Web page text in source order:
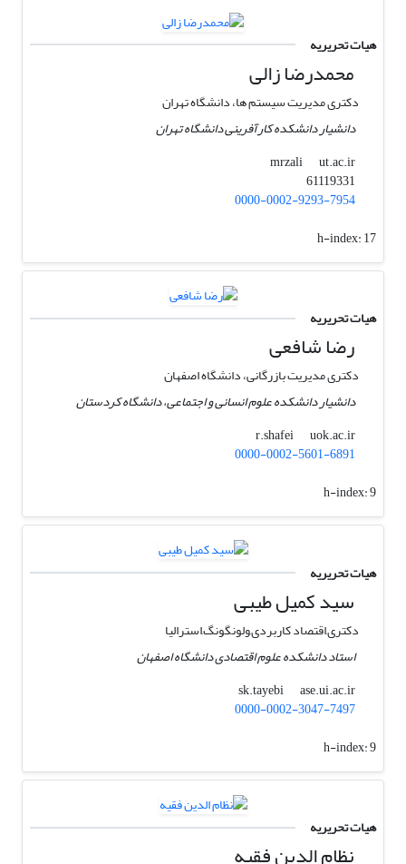
هیات تحریریه
محمدرضا زالی
دکتری ‏مدیریت سیستم ها، دانشگاه تهران
دانشیار دانشکده کارآفرینی دانشگاه تهران
mrzali
ut.ac.ir
0000-0002-9293-7954
h-index:17
هیات تحریریه
رضا شافعی
دکتری مدیریت بازرگانی، دانشگاه اصفهان
دانشیار دانشکده علوم انسانی و اجتماعی، دانشگاه کردستان
r.shafei
uok.ac.ir
0000-0002-5601-6891
h-index:9
هیات تحریریه
سید کمیل طیبی
دکتری,اقتصاد کاربردی,ولونگونگ,استرالیا
استاد دانشکده علوم اقتصادی دانشگاه اصفهان
sk.tayebi
ase.ui.ac.ir
0000-0002-3047-7497
h-index:9
هیات تحریریه
نظام الدین فقیه